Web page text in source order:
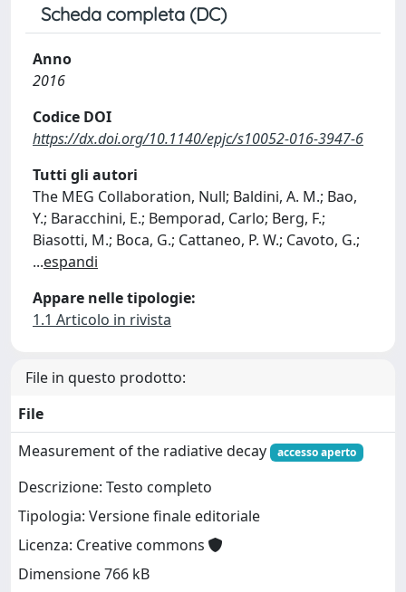
Scheda completa (DC)
Anno
2016
Codice DOI
https://dx.doi.org/10.1140/epjc/s10052-016-3947-6
Tutti gli autori
The MEG Collaboration, Null; Baldini, A. M.; Bao,
Y.; Baracchini, E.; Bemporad, Carlo; Berg, F.;
Biasotti, M.; Boca, G.; Cattaneo, P. W.; Cavoto, G.;
...espandi
Appare nelle tipologie:
1.1 Articolo in rivista
File in questo prodotto:
File
Measurement of the radiative decay
accesso aperto
Descrizione: Testo completo
Tipologia: Versione finale editoriale
Licenza: Creative commons
Dimensione 766 kB